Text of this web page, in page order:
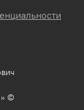
©